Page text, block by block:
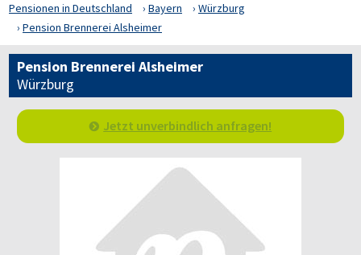
Pensionen in Deutschland Bayern
Würzburg
Pension Brennerei Alsheimer
Pension Brennerei Alsheimer
Würzburg
Jetzt unverbindlich anfragen!